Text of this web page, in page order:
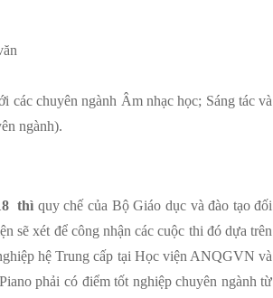
các chuyên ngành Âm nhạc học; Sáng tác và
ngành).
thì quy chế của Bộ Giáo dục và đào tạo đối
sẽ xét để công nhận các cuộc thi đó dựa trên
hệ Trung cấp tại Học viện ANQGVN và
phải có điểm tốt nghiệp chuyên ngành từ